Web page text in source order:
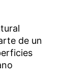
de un